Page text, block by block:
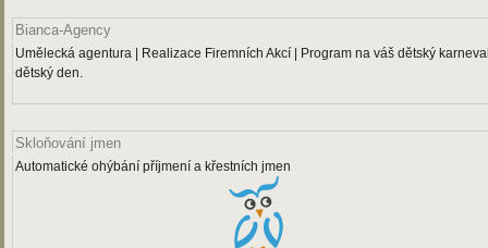
Bianca-Agency
Umělecká agentura | Realizace Firemních Akcí | Program na váš dětský
dětský den.
Skloňování jmen
Automatické ohýbání příjmení a křestních jmen